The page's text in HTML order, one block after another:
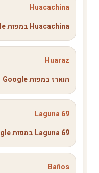
Huacachina
Huacachina במפות Google
Huaraz
הוארז במפות Google
Laguna 69
Laguna 69 במפות Google
Baños